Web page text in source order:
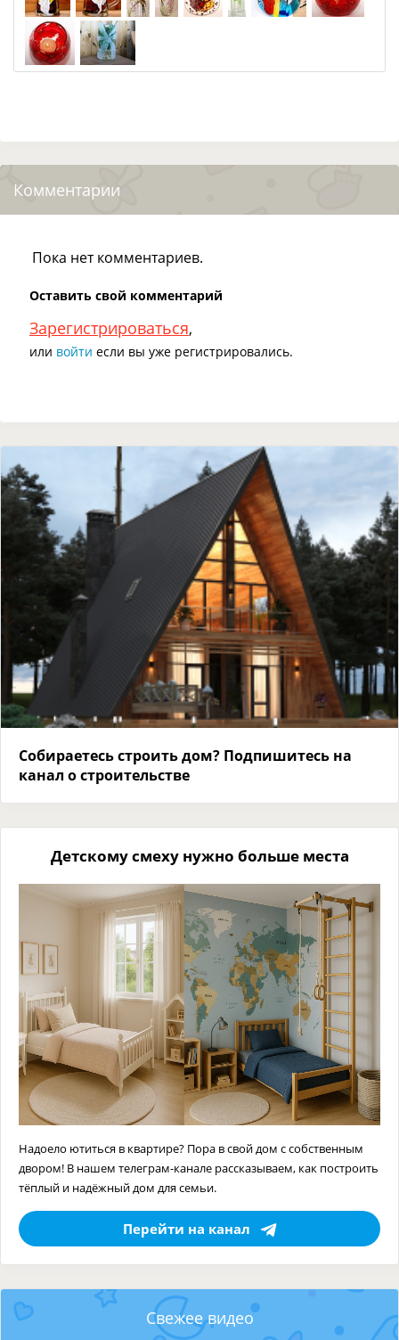
Комментарии
Пока нет комментариев.
Оставить свой комментарий
Зарегистрироваться,
или войти если вы уже регистрировались.
Собираетесь строить дом? Подпишитесь на
канал о строительстве
Детскому смеху нужно больше места
Надоело ютиться в квартире? Пора в свой дом с собственным
двором! В нашем телеграм-канале рассказываем, как построить
тёплый и надёжный дом для семьи.
Перейти на канал
Свежее видео